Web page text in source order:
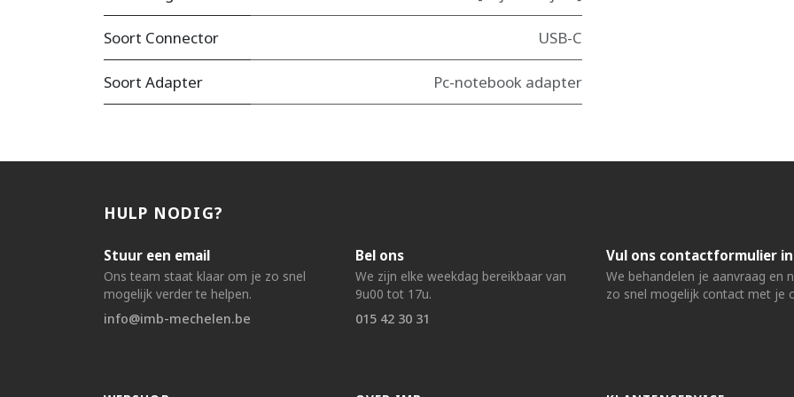
Soort Connector USB-C
Soort Adapter Pc-notebook adapter
HULP NODIG?
Stuur een email
Ons team staat klaar om je zo snel
mogelijk verder te helpen.
info@imb-mechelen.be
Bel ons
We zijn elke weekdag bereikbaar van
9u00 tot 17u.
015 42 30 31
Vul ons contactformulier in
We behandelen je aanvraag en
zo snel mogelijk contact met je